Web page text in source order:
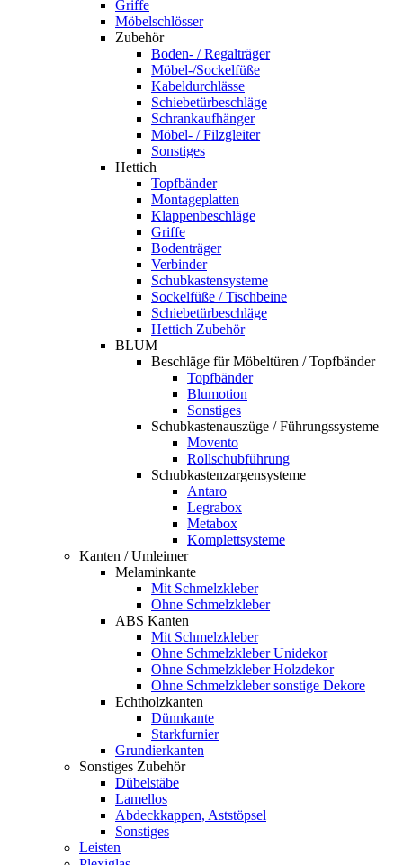
Griffe
Möbelschlösser
Zubehör
Boden- / Regalträger
Möbel-/Sockelfüße
Kabeldurchlässe
Schiebetürbeschläge
Schrankaufhänger
Möbel- / Filzgleiter
Sonstiges
Hettich
Topfbänder
Montageplatten
Klappenbeschläge
Griffe
Bodenträger
Verbinder
Schubkastensysteme
Sockelfüße / Tischbeine
Schiebetürbeschläge
Hettich Zubehör
BLUM
Beschläge für Möbeltüren / Topfbänder
Topfbänder
Blumotion
Sonstiges
Schubkastenauszüge / Führungssysteme
Movento
Rollschubführung
Schubkastenzargensysteme
Antaro
Legrabox
Metabox
Komplettsysteme
Kanten / Umleimer
Melaminkante
Mit Schmelzkleber
Ohne Schmelzkleber
ABS Kanten
Mit Schmelzkleber
Ohne Schmelzkleber Unidekor
Ohne Schmelzkleber Holzdekor
Ohne Schmelzkleber sonstige Dekore
Echtholzkanten
Dünnkante
Starkfurnier
Grundierkanten
Sonstiges Zubehör
Dübelstäbe
Lamellos
Abdeckkappen, Aststöpsel
Sonstiges
Leisten